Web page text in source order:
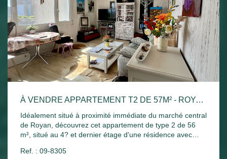
À VENDRE APPARTEMENT T2 DE 57M² - ROYAN - VENDU LOUÉ
Idéalement situé à proximité immédiate du marché central
de Royan, découvrez cet appartement de type 2 de 56
m², situé au 4? et dernier étage d'une résidence avec
séjour lumineux ouvrant sur un agréable balcon, d'une
Ref. : 09-8305